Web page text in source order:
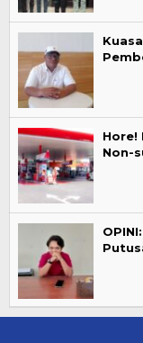
Hore!
Non-